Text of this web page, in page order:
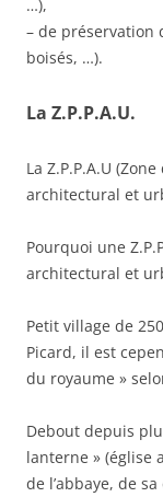
…),
– de préservation
boisés, …).
La Z.P.P.A.U.
La Z.P.P.A.U
architectural et
Pourquoi une
architectural et
Petit village de
Picard, il est
du royaume »
Debout depuis
lanterne » (église
de l’abbaye, de